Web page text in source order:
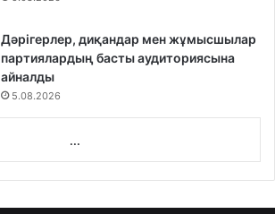
Дәрігерлер, диқандар мен жұмысшылар
партиялардың басты аудиториясына
айналды
5.08.2026
...